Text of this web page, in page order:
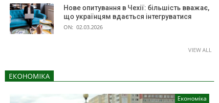
Нове опитування в Чехії: більшість вважає,
що українцям вдається інтегруватися
ON: 02.03.2026
VIEW ALL
ЕКОНОМІКА
Економіка